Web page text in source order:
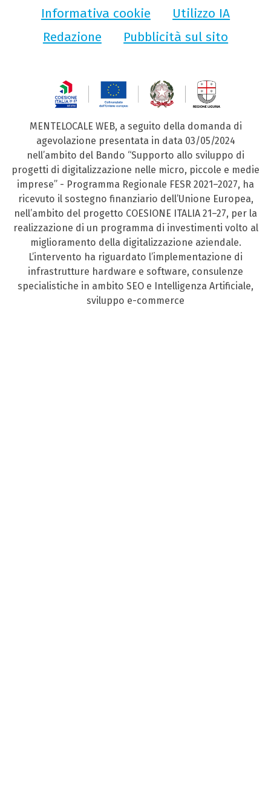
Informativa cookie
Utilizzo IA
Redazione
Pubblicità sul sito
MENTELOCALE WEB, a seguito della domanda di
agevolazione presentata in data 03/05/2024
nell’ambito del Bando “Supporto allo sviluppo di
progetti di digitalizzazione nelle micro, piccole e medie
imprese” - Programma Regionale FESR 2021–2027, ha
ricevuto il sostegno finanziario dell’Unione Europea,
nell’ambito del progetto COESIONE ITALIA 21–27, per la
realizzazione di un programma di investimenti volto al
miglioramento della digitalizzazione aziendale.
L’intervento ha riguardato l’implementazione di
infrastrutture hardware e software, consulenze
specialistiche in ambito SEO e Intelligenza Artificiale,
sviluppo e-commerce